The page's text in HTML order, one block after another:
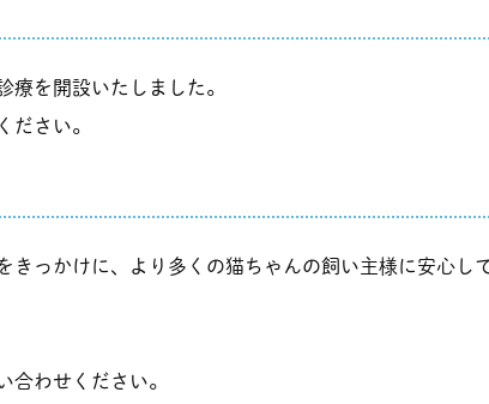
療を開設いたしました。
ださい。
っかけに、より多くの猫ちゃんの飼い主様に安心し
合わせください。